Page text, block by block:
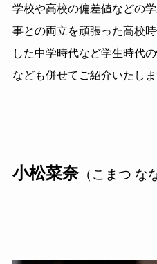
学校や高校の偏差値などの
事との両立を頑張った高校
した中学時代など学生時代
なども併せてご紹介いたし
小松菜奈（こまつ な